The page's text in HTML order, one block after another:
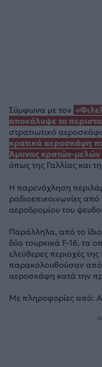
Σύμφωνα με τον
αποκάλυψε το
στρατιωτικό
κρατικά αεροσκάφη
Άμυνας κρατών-
όπως της Γαλλίας και
Η παρενόχληση
ραδιοεπικοινωνίες
αεροδρομίου του
Παράλληλα, από το
δύο τουρκικά F-16, τα
ελεύθερες περιοχές
παρακολουθούσαν
αεροσκάφη κατά την
Με πληροφορίες από: